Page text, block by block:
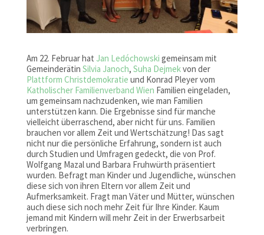
Am 22. Februar hat Jan Ledóchowski gemeinsam mit
Gemeinderätin Silvia Janoch, Suha Dejmekvon der
Plattform Christdemokratie und Konrad Pleyer vom
Katholischer Familienverband Wien Familien eingeladen,
um gemeinsam nachzudenken, wie man Familien
unterstützen kann. Die Ergebnisse sind für manche
vielleicht überraschend, aber nicht für uns. Familien
brauchen vor allem Zeit und Wertschätzung! Das sagt
nicht nur die persönliche Erfahrung, sondern ist auch
durch Studien und Umfragen gedeckt, die von Prof.
Wolfgang Mazal und Barbara Fruhwürth präsentiert
wurden. Befragt man Kinder und Jugendliche, wünschen
diese sich von ihren Eltern vor allem Zeit und
Aufmerksamkeit. Fragt man Väter und Mütter, wünschen
auch diese sich noch mehr Zeit für Ihre Kinder. Kaum
jemand mit Kindern will mehr Zeit in der Erwerbsarbeit
verbringen.